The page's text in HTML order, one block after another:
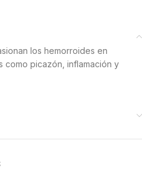
los hemorroides en
como picazón, inflamación y